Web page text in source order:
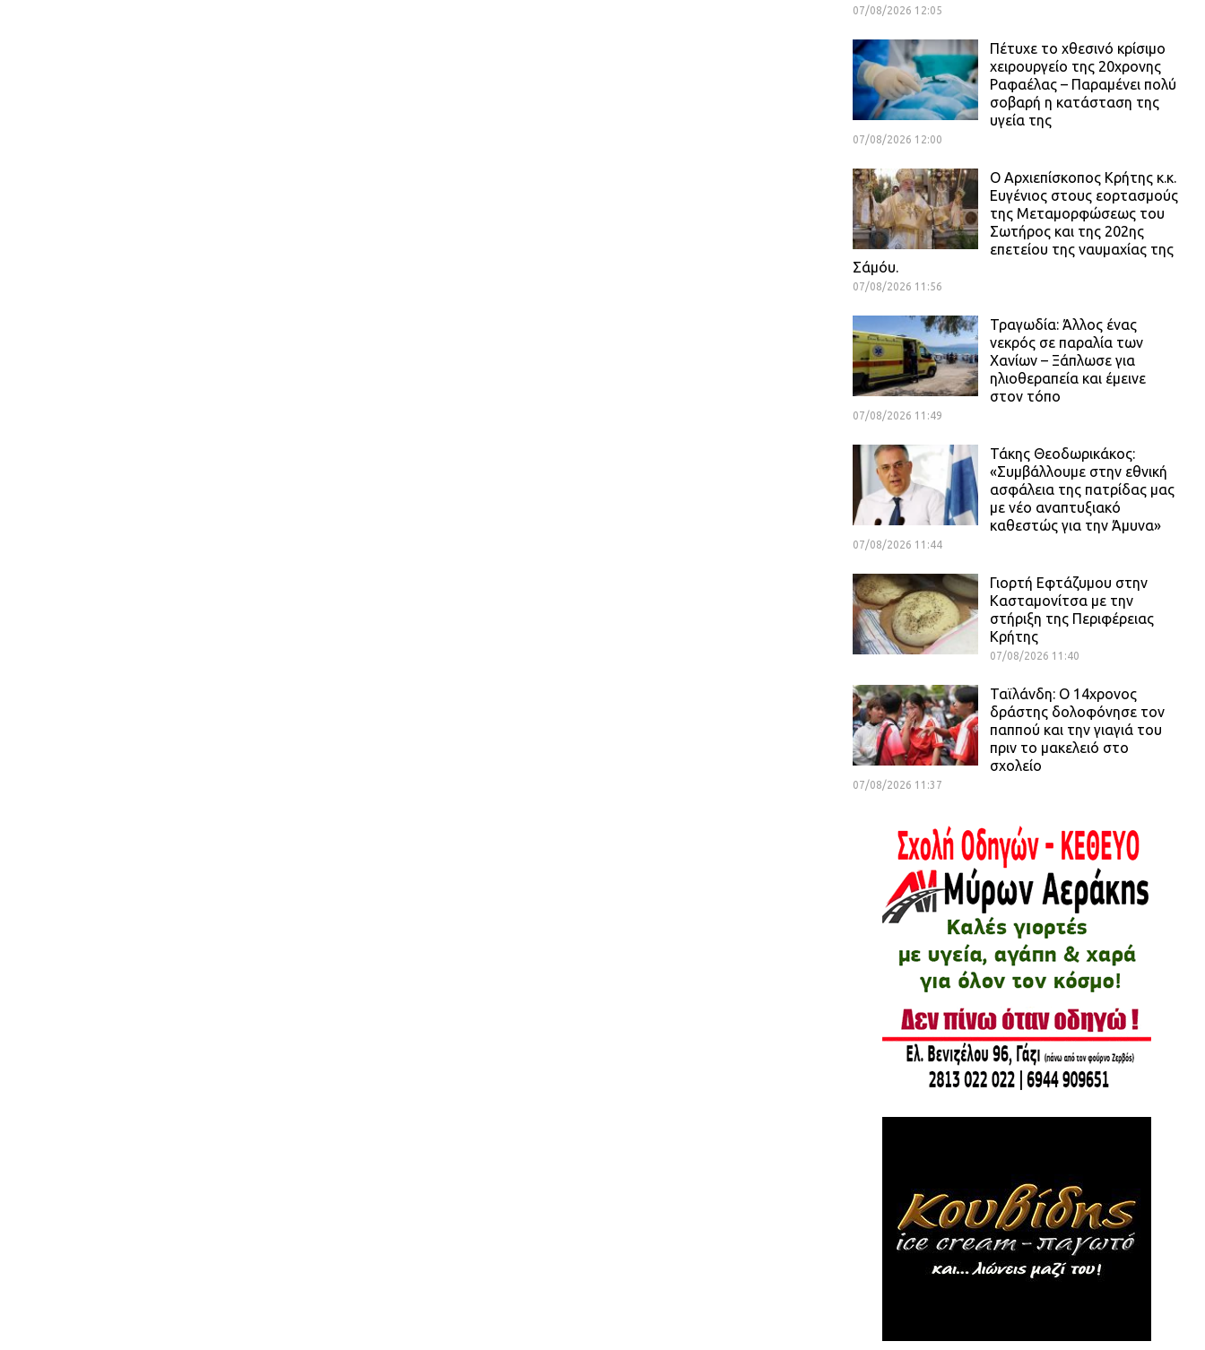
07/08/2026 12:05
Πέτυχε το χθεσινό κρίσιμο
χειρουργείο της 20χρονης
Ραφαέλας – Παραμένει πολύ
σοβαρή η κατάσταση της
υγεία της
07/08/2026 12:00
Ο Αρχιεπίσκοπος Κρήτης κ.κ.
Ευγένιος στους εορτασμούς
της Μεταμορφώσεως του
Σωτήρος και της 202ης
επετείου της ναυμαχίας της
Σάμόυ.
07/08/2026 11:56
Τραγωδία: Άλλος ένας
νεκρός σε παραλία των
Χανίων – Ξάπλωσε για
ηλιοθεραπεία και έμεινε
στον τόπο
07/08/2026 11:49
Τάκης Θεοδωρικάκος:
«Συμβάλλουμε στην εθνική
ασφάλεια της πατρίδας μας
με νέο αναπτυξιακό
καθεστώς για την Άμυνα»
07/08/2026 11:44
Γιορτή Εφτάζυμου στην
Κασταμονίτσα με την
στήριξη της Περιφέρειας
Κρήτης
07/08/2026 11:40
Ταϊλάνδη: Ο 14χρονος
δράστης δολοφόνησε τον
παππού και την γιαγιά του
πριν το μακελειό στο
σχολείο
07/08/2026 11:37